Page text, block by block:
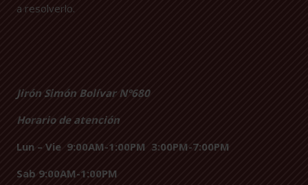
a resolverlo.
Jirón Simón Bolívar N°680
Horario de atención
Lun – Vie 9:00AM-1:00PM 3:00PM-7:00PM
Sab 9:00AM-1:00PM